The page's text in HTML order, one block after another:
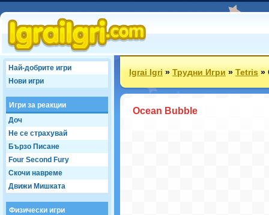
Най-добрите игри
Нови игри
Игри за реакции
Доч
Не се страхувай
Бързо Писане
Four Second Fury
Скочи навреме
Движи Мишката
Физически игри
Igrai Igri»Трудни Игри»Tetris»
Ocean Bubble